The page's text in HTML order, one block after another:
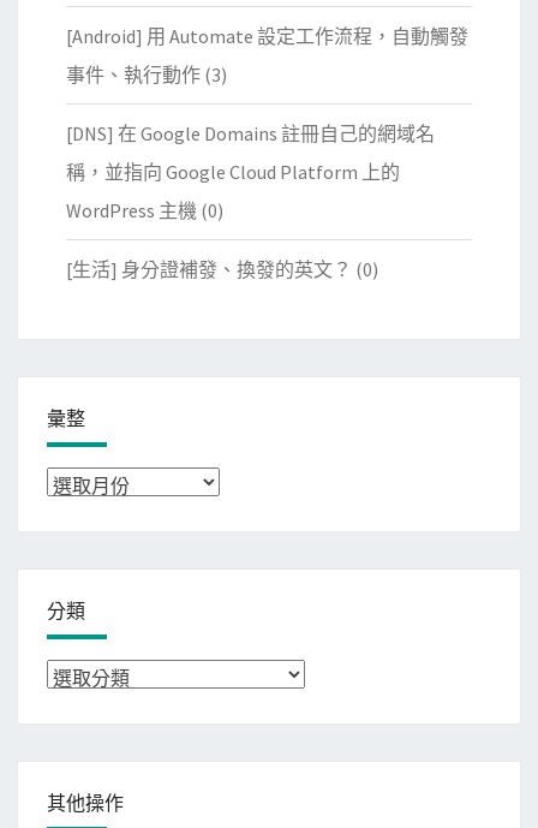
[Android] 用 Automate 設定工作流程，自動觸發
事件、執行動作 (3)
[DNS] 在 Google Domains 註冊自己的網域名
稱，並指向 Google Cloud Platform 上的
WordPress 主機 (0)
[生活] 身分證補發、換發的英文？ (0)
彙整
彙
分類
分
其他操作